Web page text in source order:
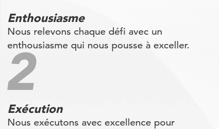
Enthousiasme
Nous relevons chaque défi avec un
enthousiasme qui nous pousse à exceller.
Exécution
Nous exécutons avec excellence pour